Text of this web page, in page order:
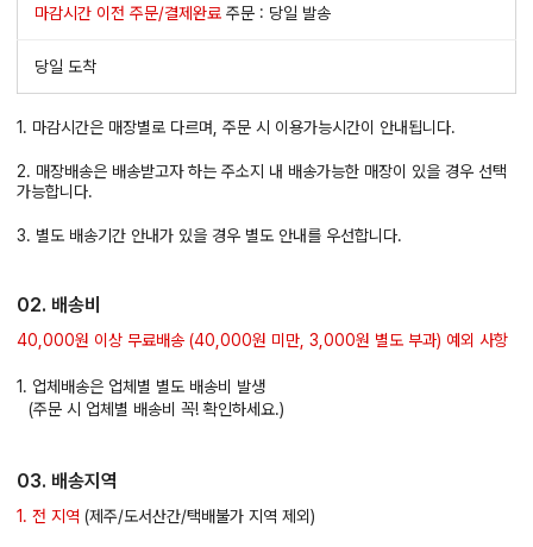
마감시간 이전 주문/결제완료 주문 : 당일 발송
당일 도착
1. 마감시간은 매장별로 다르며, 주문 시 이용가능시간이 안내됩니다.
2. 매장배송은 배송받고자 하는 주소지 내 배송가능한 매장이 있을 경우 선택
가능합니다.
3. 별도 배송기간 안내가 있을 경우 별도 안내를 우선합니다.
02. 배송비
40,000원 이상 무료배송 (40,000원 미만, 3,000원 별도 부과) 예외 사항
1. 업체배송은 업체별 별도 배송비 발생
(주문 시 업체별 배송비 꼭! 확인하세요.)
03. 배송지역
1. 전 지역 (제주/도서산간/택배불가 지역 제외)